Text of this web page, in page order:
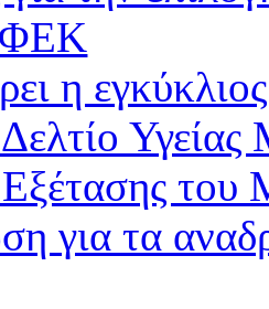
ΦΕΚ
η
Εξέτασης
για τα